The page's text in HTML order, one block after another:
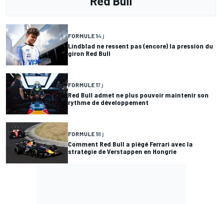
FORMULE 14 j
Lindblad ne ressent pas (encore) la pression du
giron Red Bull
FORMULE 17 j
Red Bull admet ne plus pouvoir maintenir son
rythme de développement
FORMULE 18 j
Comment Red Bull a piégé Ferrari avec la
stratégie de Verstappen en Hongrie